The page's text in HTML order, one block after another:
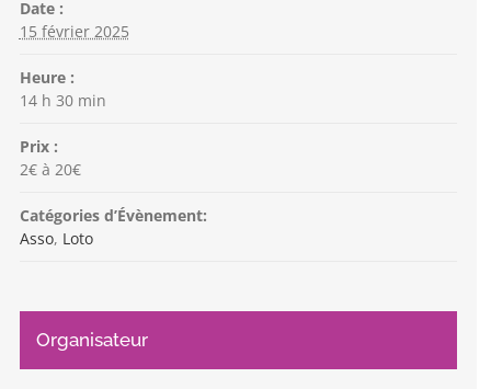
Date :
15 février 2025
Heure :
14 h 30 min
Prix :
2€ à 20€
Catégories d’Évènement:
Asso, Loto
Organisateur